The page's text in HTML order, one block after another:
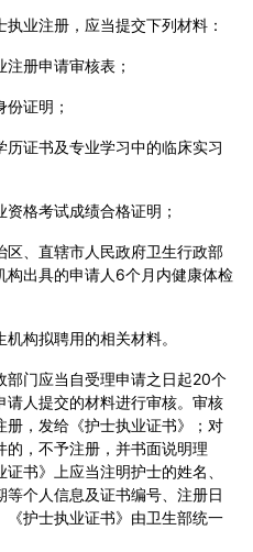
执业注册，应当提交下列材料：
注册申请审核表；
份证明；
历证书及专业学习中的临床实习
资格考试成绩合格证明；
区、直辖市人民政府卫生行政部
构出具的申请人6个月内健康体检
机构拟聘用的相关材料。
部门应当自受理申请之日起20个
请人提交的材料进行审核。审核
册，发给《护士执业证书》；对
的，不予注册，并书面说明理
证书》上应当注明护士的姓名、
等个人信息及证书编号、注册日
《护士执业证书》由卫生部统一